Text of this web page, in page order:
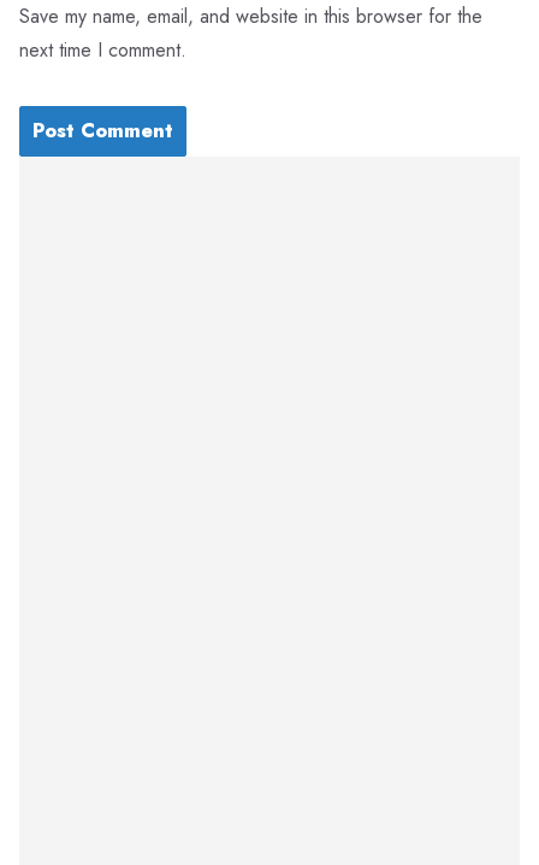
Save my name, email, and website in this browser for the
next time I comment.